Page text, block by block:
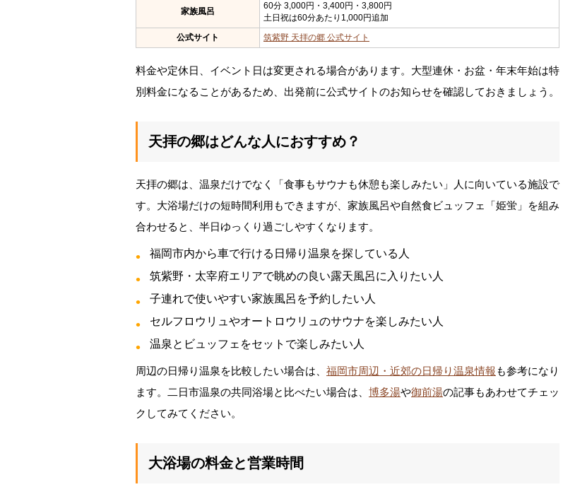
家族風呂
60分 3,000円・3,400円・3,800円
土日祝は60分あたり1,000円追加
公式サイト
筑紫野 天拝の郷 公式サイト
料金や定休日、イベント日は変更される場合があります。大型連休・お盆・年末年始は特
別料金になることがあるため、出発前に公式サイトのお知らせを確認しておきましょう。
天拝の郷はどんな人におすすめ？
天拝の郷は、温泉だけでなく「食事もサウナも休憩も楽しみたい」人に向いている施設で
す。大浴場だけの短時間利用もできますが、家族風呂や自然食ビュッフェ「姫蛍」を組み
合わせると、半日ゆっくり過ごしやすくなります。
福岡市内から車で行ける日帰り温泉を探している人
筑紫野・太宰府エリアで眺めの良い露天風呂に入りたい人
子連れで使いやすい家族風呂を予約したい人
セルフロウリュやオートロウリュのサウナを楽しみたい人
温泉とビュッフェをセットで楽しみたい人
周辺の日帰り温泉を比較したい場合は、 福岡市周辺・近郊の日帰り温泉情報も参考になり
ます。二日市温泉の共同浴場と比べたい場合は、 博多湯や御前湯の記事もあわせてチェッ
クしてみてください。
大浴場の料金と営業時間